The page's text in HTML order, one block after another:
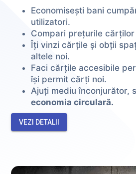
Economisești bani
utilizatori.
Compari prețurile
Îți vinzi cărțile și obții
altele noi.
Faci cărțile accesibile
își permit cărți noi.
Ajuți mediu înconjurător,
economia circulară.
VEZI DETALII